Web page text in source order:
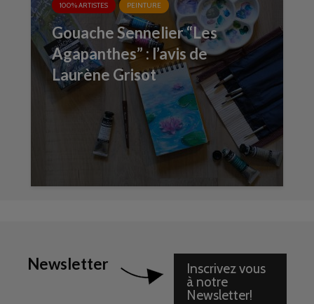
100% ARTISTES PEINTURE
Gouache Sennelier “Les
Agapanthes” : l’avis de
Laurène Grisot
Newsletter
Inscrivez vous
à notre
Newsletter!